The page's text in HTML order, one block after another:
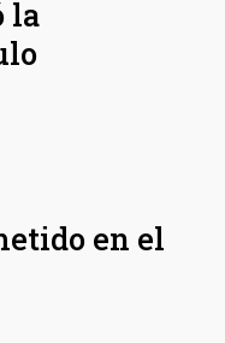
la
en el